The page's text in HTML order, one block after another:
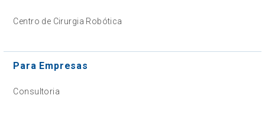
Centro de Cirurgia Robótica
Para Empresas
Consultoria